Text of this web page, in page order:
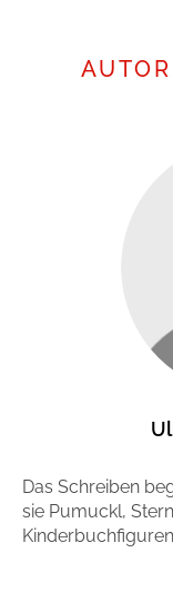
Das Schreiben
sie Pumuckl,